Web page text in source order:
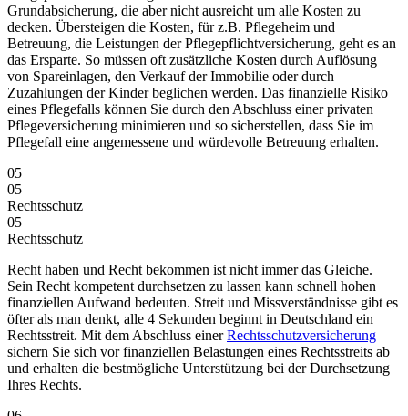
Grundabsicherung, die aber nicht ausreicht um alle Kosten zu
decken. Übersteigen die Kosten, für z.B. Pflegeheim und
Betreuung, die Leistungen der Pflegepflichtversicherung, geht es an
das Ersparte. So müssen oft zusätzliche Kosten durch Auflösung
von Spareinlagen, den Verkauf der Immobilie oder durch
Zuzahlungen der Kinder beglichen werden. Das finanzielle Risiko
eines Pflegefalls können Sie durch den Abschluss einer privaten
Pflegeversicherung minimieren und so sicherstellen, dass Sie im
Pflegefall eine angemessene und würdevolle Betreuung erhalten.
05
05
Rechtsschutz
05
Rechtsschutz
Recht haben und Recht bekommen ist nicht immer das Gleiche.
Sein Recht kompetent durchsetzen zu lassen kann schnell hohen
finanziellen Aufwand bedeuten. Streit und Missverständnisse gibt es
öfter als man denkt, alle 4 Sekunden beginnt in Deutschland ein
Rechtsstreit. Mit dem Abschluss einerRechtsschutzversicherung
sichern Sie sich vor finanziellen Belastungen eines Rechtsstreits ab
und erhalten die bestmögliche Unterstützung bei der Durchsetzung
Ihres Rechts.